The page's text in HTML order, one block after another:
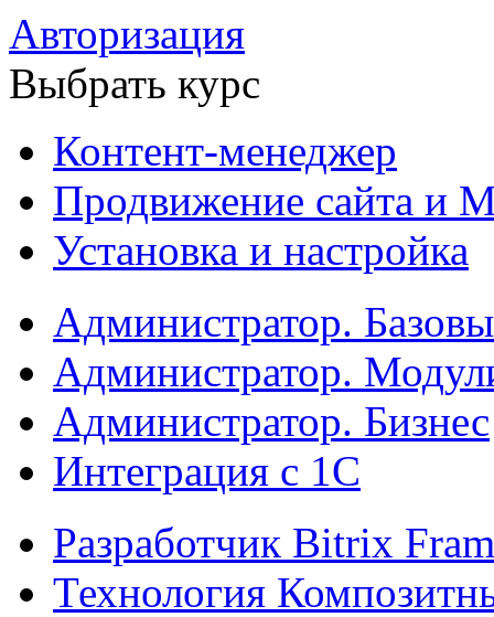
Авторизация
Выбрать курс
Контент-менеджер
Продвижение сайта и
Установка и настройка
Администратор.
Администратор.
Администратор. Бизнес
Интеграция с 1С
Разработчик Bitrix
Технология